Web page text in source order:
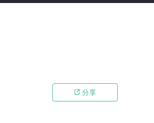
 分享